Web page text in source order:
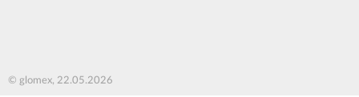
© glomex, 22.05.2026